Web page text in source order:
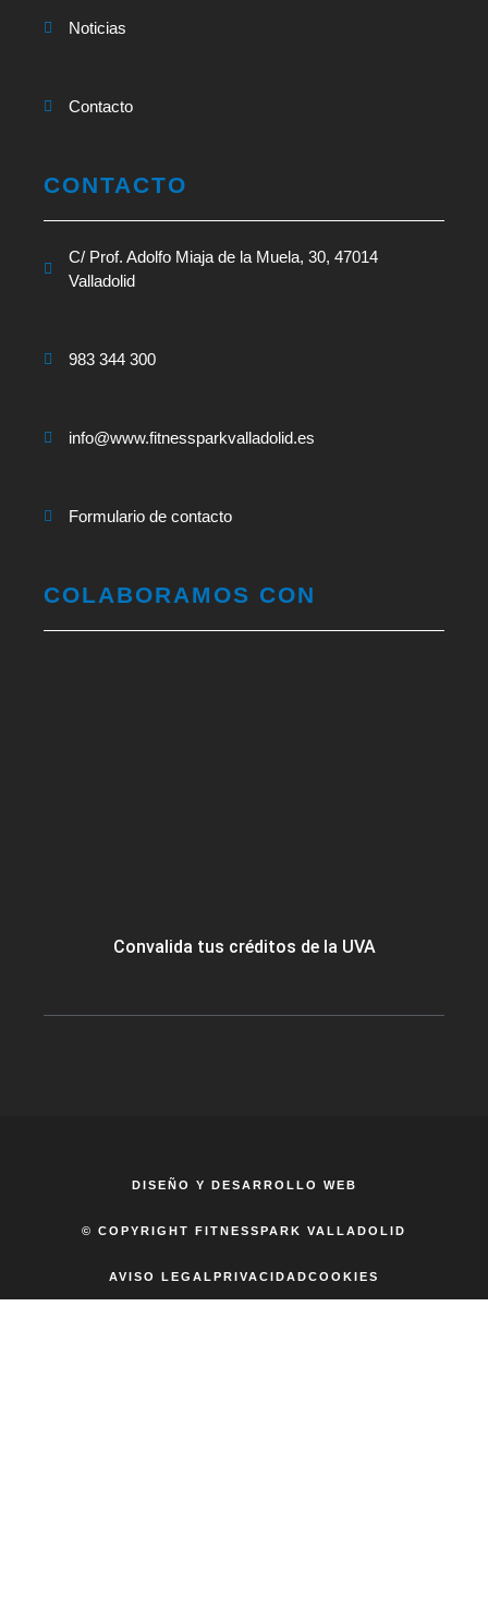
Noticias
Contacto
CONTACTO
C/ Prof. Adolfo Miaja de la Muela, 30, 47014
Valladolid
983 344 300
info@www.fitnessparkvalladolid.es
Formulario de contacto
COLABORAMOS CON
Convalida tus créditos de la UVA
AVISO LEGAL PRIVACIDADCOOKIES
© COPYRIGHT FITNESSPARK VALLADOLID
DISEÑO Y DESARROLLO WEB